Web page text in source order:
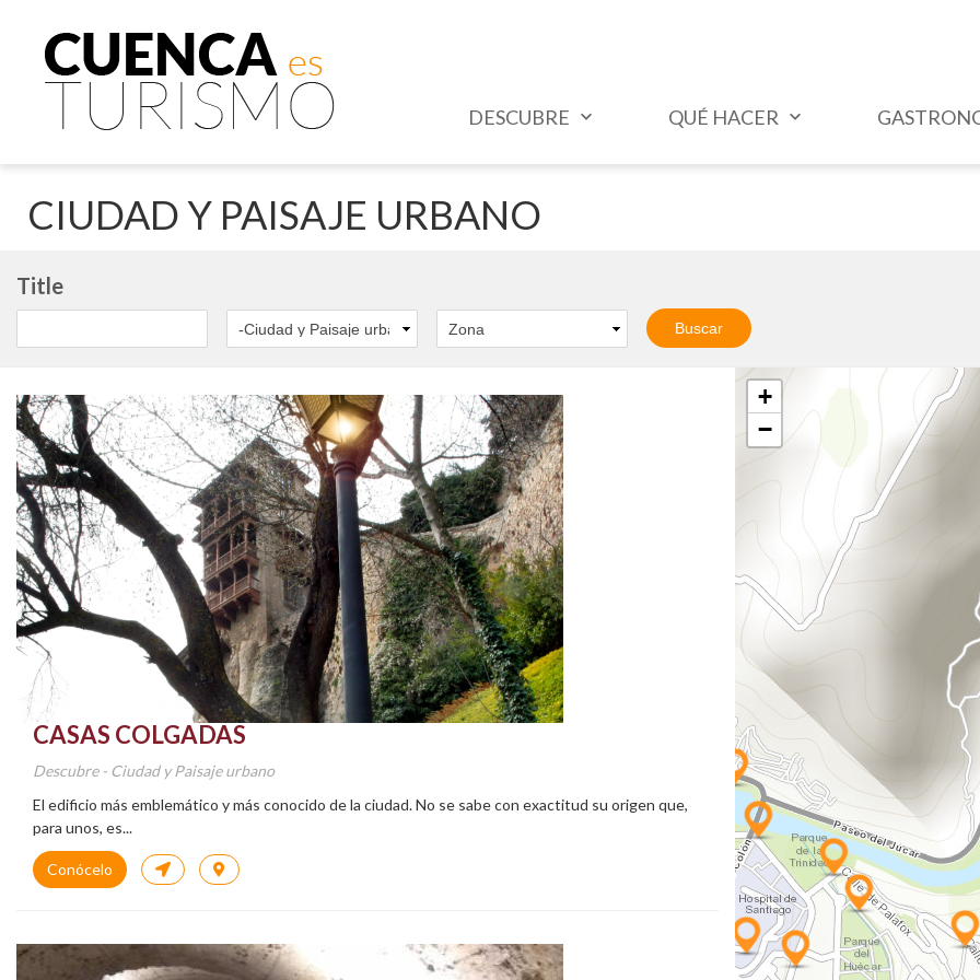
DESCUBRE QUÉ HACER
CIUDAD Y PAISAJE URBANO
Title
CASAS COLGADAS
Descubre - Ciudad y Paisaje urbano
El edificio más emblemático y más conocido de la ciudad. No se sabe con exactitud su origen que,
para unos, es...
Conócelo
+
−